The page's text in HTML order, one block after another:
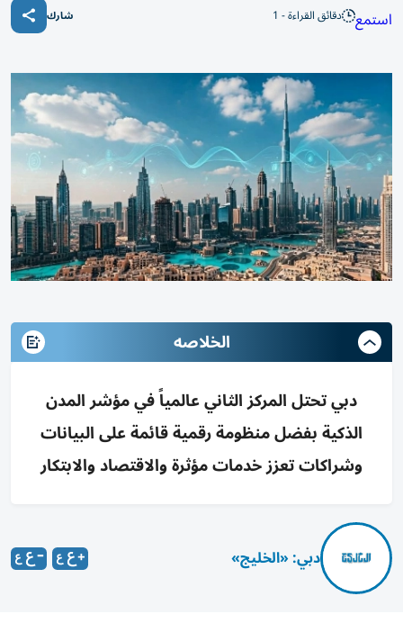
استمع دقائق القراءة - 1 شارك
الخلاصه
دبي تحتل المركز الثاني عالمياً في مؤشر المدن
الذكية بفضل منظومة رقمية قائمة على البيانات
وشراكات تعزز خدمات مؤثرة والاقتصاد والابتكار
دبي: «الخليج»